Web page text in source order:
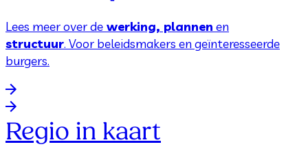
Lees meer over de werking, plannen en
structuur. Voor beleidsmakers en geïnteresseerde
burgers.
Regio in kaart